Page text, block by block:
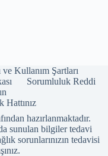
Kullanım Şartları
Sorumluluk Reddi
Hattınız
hazırlanmaktadır.
sunulan bilgiler tedavi
sorunlarınızın tedavisi